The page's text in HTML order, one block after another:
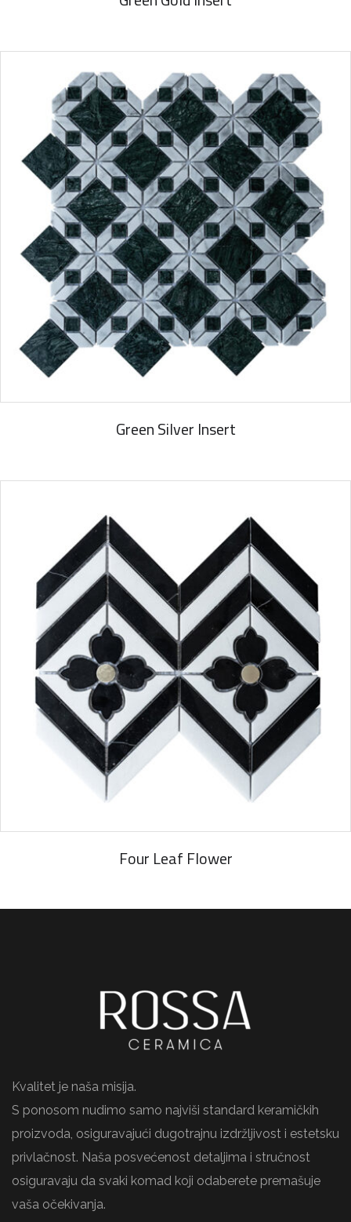
Green Silver Insert
Four Leaf Flower
Kvalitet je naša misija.
S ponosom nudimo samo najviši standard keramičkih
proizvoda, osiguravajući dugotrajnu izdržljivost i estetsku
privlačnost. Naša posvećenost detaljima i stručnost
osiguravaju da svaki komad koji odaberete premašuje
vaša očekivanja.